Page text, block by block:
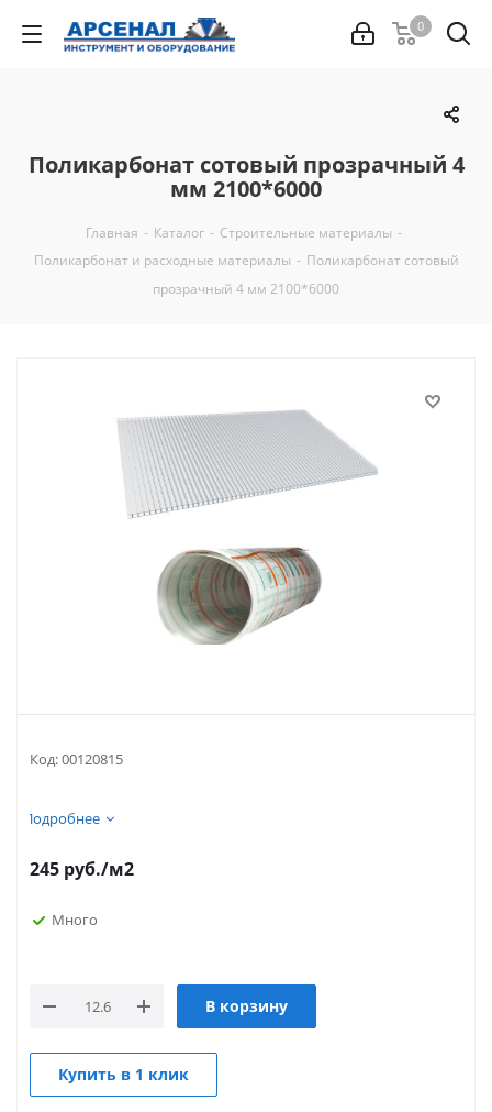
0
Поликарбонат сотовый прозрачный 4
мм 2100*6000
Главная - Каталог - Строительные материалы -
Поликарбонат и расходные материалы - Поликарбонат сотовый
прозрачный 4 мм 2100*6000
Код:00120815
Подробнее
245 руб./м2
Много
В корзину
Купить в 1 клик